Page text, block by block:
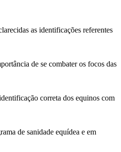
as identificações referentes
de se combater os focos das
correta dos equinos com
de sanidade equídea e em